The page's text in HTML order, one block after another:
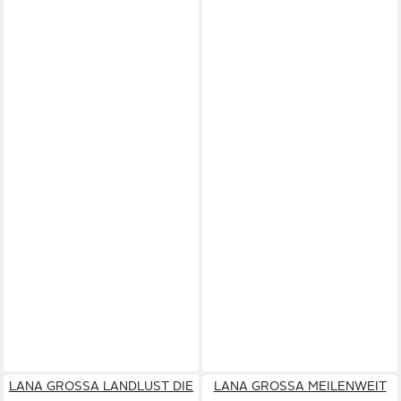
LANA GROSSA LANDLUST DIE
LANA GROSSA MEILENWEIT